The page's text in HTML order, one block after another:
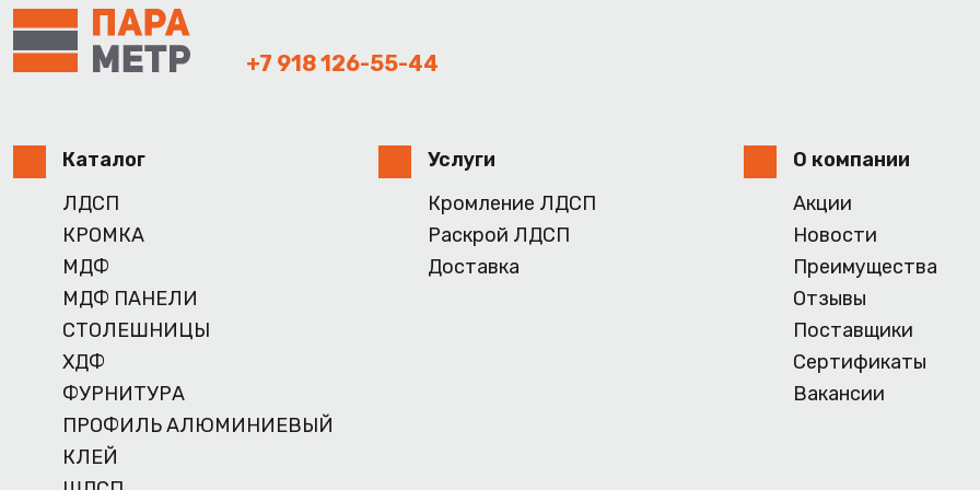
+7 918 126-55-44
Каталог
ЛДСП
КРОМКА
МДФ
МДФ ПАНЕЛИ
СТОЛЕШНИЦЫ
ХДФ
ФУРНИТУРА
ПРОФИЛЬ АЛЮМИНИЕВЫЙ
КЛЕЙ
Услуги
Кромление ЛДСП
Раскрой ЛДСП
Доставка
О компании
Акции
Новости
Преимущества
Отзывы
Поставщики
Сертификаты
Вакансии